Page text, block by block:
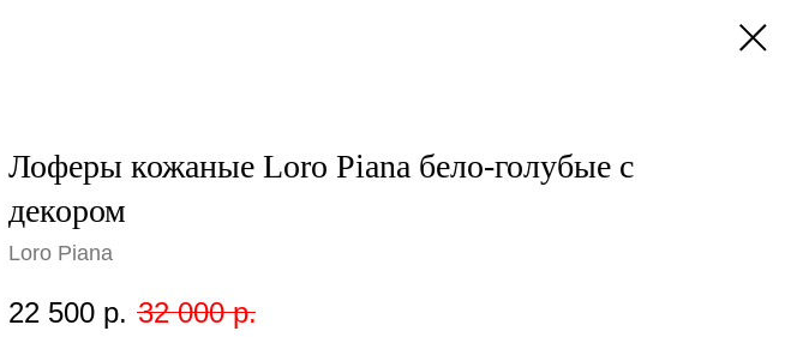
Лоферы кожаные Loro Piana бело-голубые с
декором
Loro Piana
22 500 р. 32 000 р.